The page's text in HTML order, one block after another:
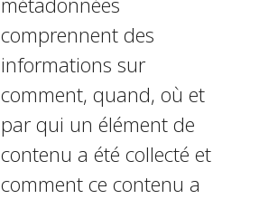
comprennent des
informations sur
comment, quand, où et
par qui un élément de
contenu a été collecté et
comment ce contenu a